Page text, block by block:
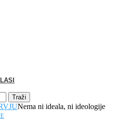
Traži
Nema ni ideala, ni ideologije